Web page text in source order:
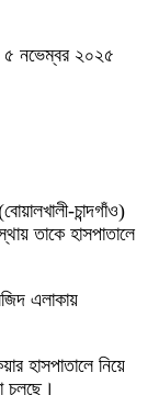
নভেম্বর ২০২৫
চান্দগাঁও)
তাকে হাসপাতালে
এলাকায়
হাসপাতালে নিয়ে
চলছে।